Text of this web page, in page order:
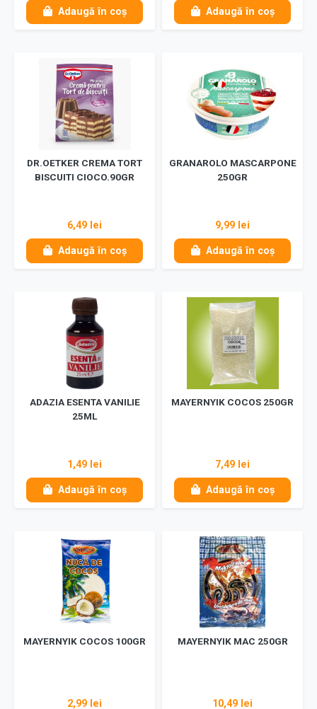
Adaugă în coș Adaugă în coș
DR.OETKER CREMA TORT
BISCUITI CIOCO.90GR
6,49 lei
Adaugă în coș
GRANAROLO MASCARPONE
250GR
9,99 lei
Adaugă în coș
ADAZIA ESENTA VANILIE
25ML
1,49 lei
Adaugă în coș
MAYERNYIK COCOS 250GR
7,49 lei
Adaugă în coș
MAYERNYIK COCOS 100GR
2,99 lei
MAYERNYIK MAC 250GR
10,49 lei